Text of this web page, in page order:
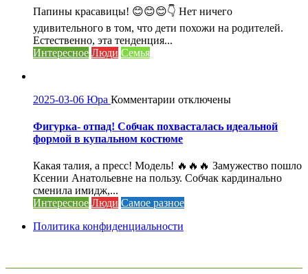
актрис,
очень
Папины красавицы! 😊😊😊👇 Нет ничего
удивительного в том, что дети похожи на родителей.
Естественно, эта тенденция...
Интересное Люди Семья
2025-03-06 Юра Комментарии к
Фигурка-
отпад!
похвасталась
идеальной
формой
в
купальном
костюме
отключены
Фигурка- отпад! Собчак похвасталась идеальной
формой в купальном костюме
Какая талия, а пресс! Модель! 🔥🔥🔥 Замужество пошло
Ксении Анатольевне на пользу. Собчак кардинально
сменила имидж,...
Интересное Люди Самое разное
Политика конфиденциальности